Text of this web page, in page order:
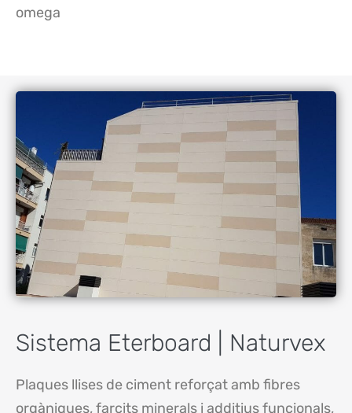
omega
Sistema Eterboard | Naturvex
Plaques llises de ciment reforçat amb fibres
orgàniques, farcits minerals i additius funcionals,